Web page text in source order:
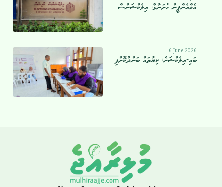
އެމްއެންޕީން ހުށަނާޅާ: އިލެކްޝަންސް
6 June 2026
ބައި-އިލެކްޝަން: ކިޔުތައް ބަންދުކޮށްފި